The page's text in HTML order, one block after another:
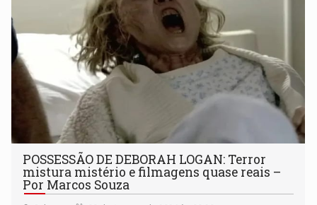
POSSESSÃO DE DEBORAH LOGAN: Terror
mistura mistério e filmagens quase reais –
Por Marcos Souza